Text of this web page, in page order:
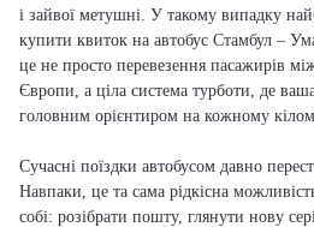
і зайвої метушні. У такому випадку
купити квиток на автобус Стамбул –
це не просто перевезення пасажирів
Європи, а ціла система турботи, де
головним орієнтиром на кожному
Сучасні поїздки автобусом давно
Навпаки, це та сама рідкісна
собі: розібрати пошту, глянути нову